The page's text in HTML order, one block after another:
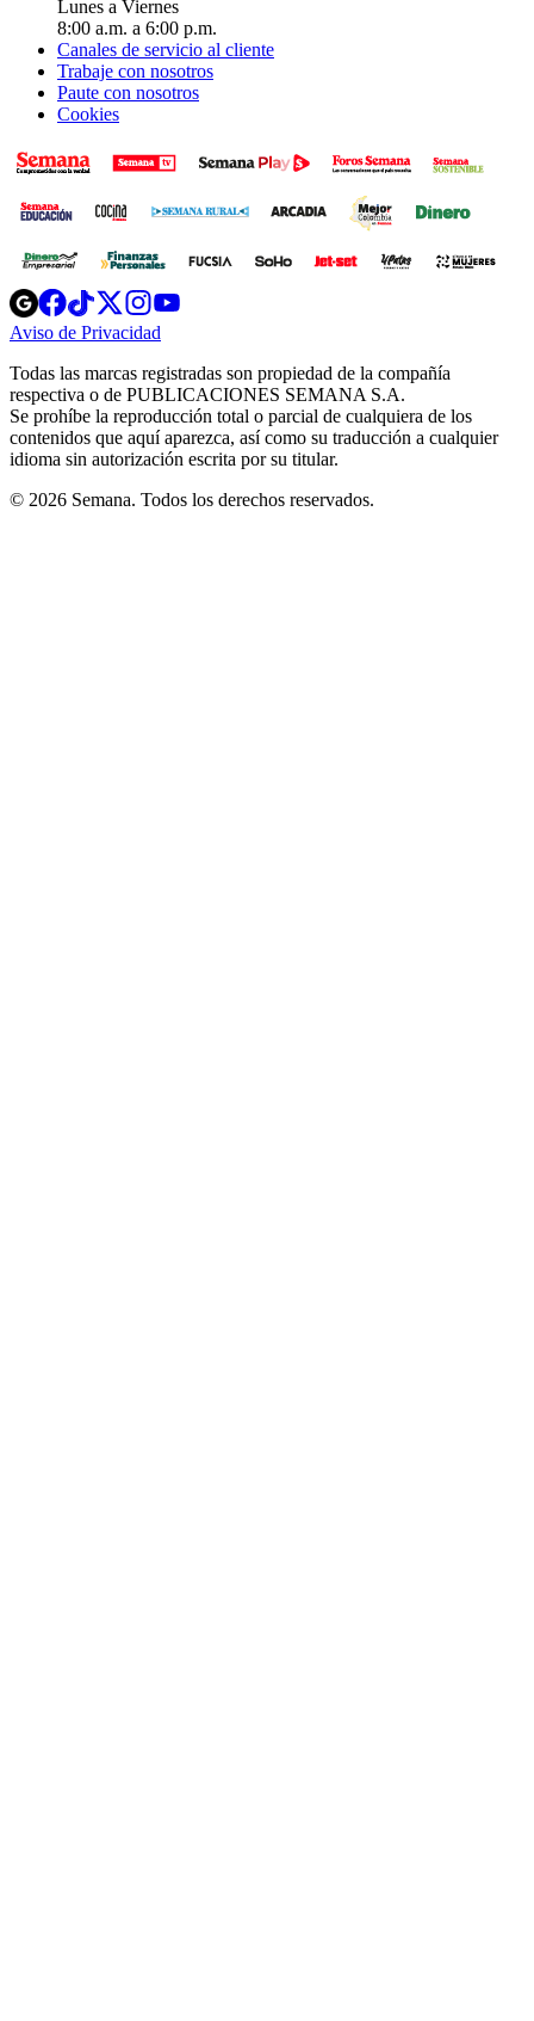
Lunes a Viernes
8:00 a.m. a 6:00 p.m.
Canales de servicio al cliente
Trabaje con nosotros
Paute con nosotros
Cookies
Opens
in
new
Opens
in
new
Opens
in
new
window
Opens
new
windowwindow
Aviso de Privacidad
new
window
Todas las marcas registradas son propiedad de la compañía
respectiva o de PUBLICACIONES SEMANA S.A.
Se prohíbe la reproducción total o parcial de cualquiera de los
contenidos que aquí aparezca, así como su traducción a cualquier
idioma sin autorización escrita por su titular.
© 2026 Semana. Todos los derechos reservados.